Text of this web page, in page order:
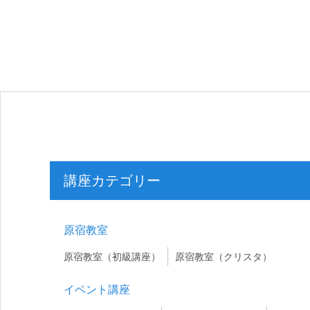
講座カテゴリー
原宿教室
原宿教室（初級講座） 原宿教室（クリスタ）
イベント講座